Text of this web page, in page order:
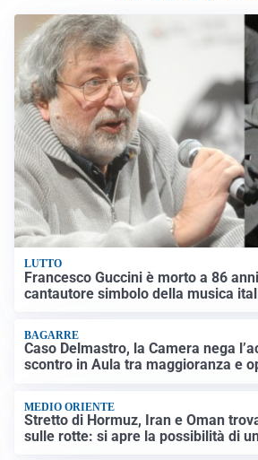
LUTTO
Francesco Guccini è morto a 86
cantautore simbolo della musica
BAGARRE
Caso Delmastro, la Camera nega
scontro in Aula tra maggioranza e
MEDIO ORIENTE
Stretto di Hormuz, Iran e Oman
sulle rotte: si apre la possibilità di